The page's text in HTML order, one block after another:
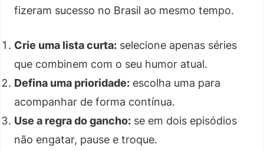
fizeram sucesso no Brasil ao mesmo tempo.
Crie uma lista curta: selecione apenas séries
que combinem com o seu humor atual.
Defina uma prioridade: escolha uma para
acompanhar de forma contínua.
Use a regra do gancho: se em dois episódios
não engatar, pause e troque.